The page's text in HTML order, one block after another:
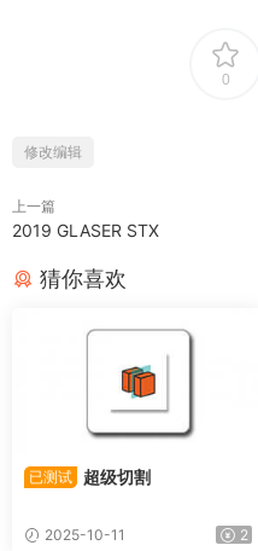
0
修改编辑
上一篇
2019 GLASER STX
猜你喜欢
已测试 超级切割
2025-10-11 2